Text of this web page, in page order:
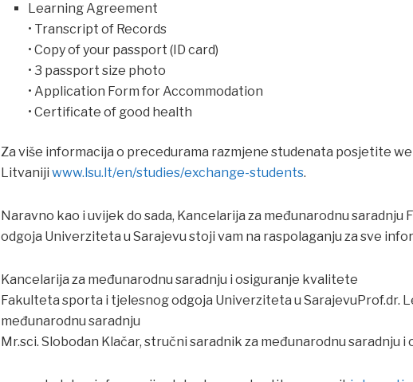
Learning Agreement
• Transcript of Records
• Copy of your passport (ID card)
• 3 passport size photo
• Application Form for Accommodation
• Certificate of good health
Za više informacija o precedurama razmjene studenata posjetite
Litvaniji www.lsu.lt/en/studies/exchange-students.
Naravno kao i uvijek do sada, Kancelarija za međunarodnu
odgoja Univerziteta u Sarajevu stoji vam na raspolaganju za sve
Kancelarija za međunarodnu saradnju i osiguranje kvalitete
Fakulteta sporta i tjelesnog odgoja Univerziteta u SarajevuProf.dr.
međunarodnu saradnju
Mr.sci. Slobodan Klačar, stručni saradnik za međunarodnu saradnju